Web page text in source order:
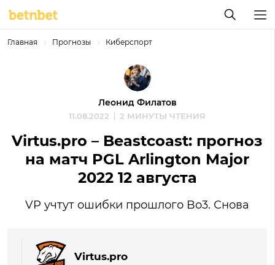
Главная Прогнозы Киберспорт
Леонид Филатов
11.08.2022 2 МИНУТЫ ЧТЕНИЯ
Virtus.pro – Beastcoast: прогноз
на матч PGL Arlington Major
2022 12 августа
VP учтут ошибки прошлого Bo3. Снова
Virtus.pro